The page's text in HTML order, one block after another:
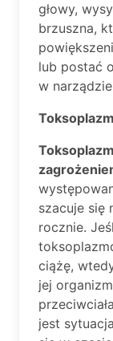
głowy,
brzuszna,
lub postać
w
szacuje się
rocznie.
ciążę,
jej
jest